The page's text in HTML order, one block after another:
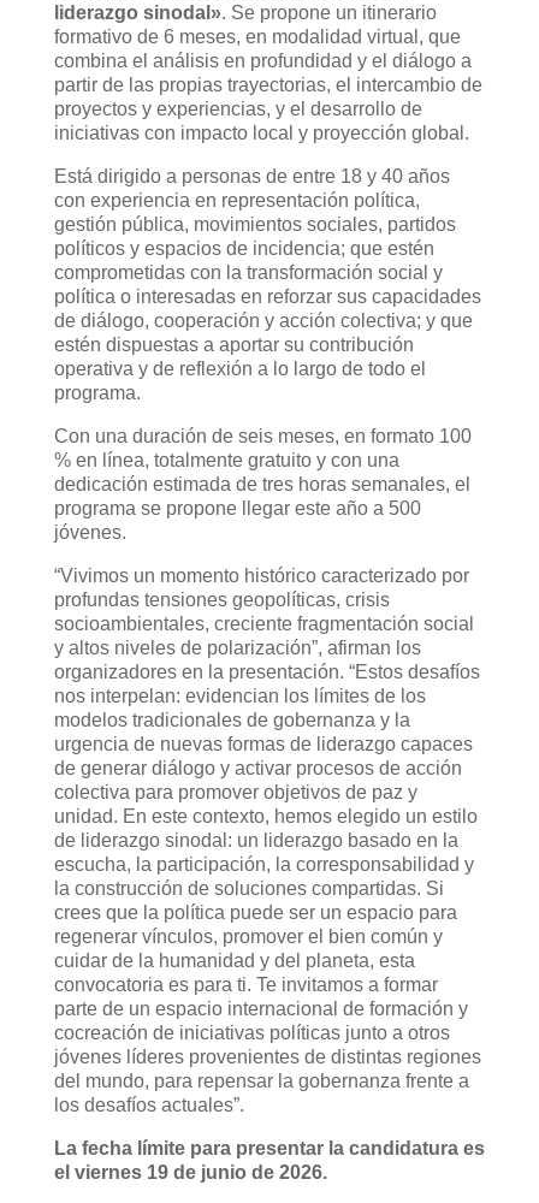
liderazgo sinodal». Se propone un itinerario
formativo de 6 meses, en modalidad virtual, que
combina el análisis en profundidad y el diálogo a
partir de las propias trayectorias, el intercambio de
proyectos y experiencias, y el desarrollo de
iniciativas con impacto local y proyección global.
Está dirigido a personas de entre 18 y 40 años
con experiencia en representación política,
gestión pública, movimientos sociales, partidos
políticos y espacios de incidencia; que estén
comprometidas con la transformación social y
política o interesadas en reforzar sus capacidades
de diálogo, cooperación y acción colectiva; y que
estén dispuestas a aportar su contribución
operativa y de reflexión a lo largo de todo el
programa.
Con una duración de seis meses, en formato 100
% en línea, totalmente gratuito y con una
dedicación estimada de tres horas semanales, el
programa se propone llegar este año a 500
jóvenes.
“Vivimos un momento histórico caracterizado por
profundas tensiones geopolíticas, crisis
socioambientales, creciente fragmentación social
y altos niveles de polarización”, afirman los
organizadores en la presentación. “Estos desafíos
nos interpelan: evidencian los límites de los
modelos tradicionales de gobernanza y la
urgencia de nuevas formas de liderazgo capaces
de generar diálogo y activar procesos de acción
colectiva para promover objetivos de paz y
unidad. En este contexto, hemos elegido un estilo
de liderazgo sinodal: un liderazgo basado en la
escucha, la participación, la corresponsabilidad y
la construcción de soluciones compartidas. Si
crees que la política puede ser un espacio para
regenerar vínculos, promover el bien común y
cuidar de la humanidad y del planeta, esta
convocatoria es para ti. Te invitamos a formar
parte de un espacio internacional de formación y
cocreación de iniciativas políticas junto a otros
jóvenes líderes provenientes de distintas regiones
del mundo, para repensar la gobernanza frente a
los desafíos actuales”.
La fecha límite para presentar la candidatura es
el viernes 19 de junio de 2026.